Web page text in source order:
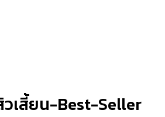
เสี้ยน-Best-Seller